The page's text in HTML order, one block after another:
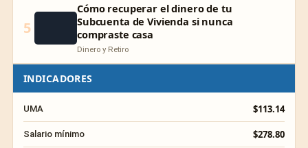
5
Cómo recuperar el dinero de tu
Subcuenta de Vivienda si nunca
compraste casa
Dinero y Retiro
INDICADORES
UMA $113.14
Salario mínimo $278.80